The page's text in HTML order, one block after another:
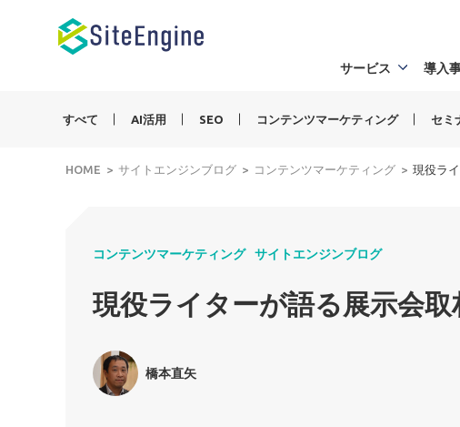
サービス 導入
すべて AI活用 SEO コンテンツマーケティング セミ
HOME サイトエンジンブログ コンテンツマーケティング 現役ラ
コンテンツマーケティング サイトエンジンブログ
現役ライターが語る展示会
橋本直矢